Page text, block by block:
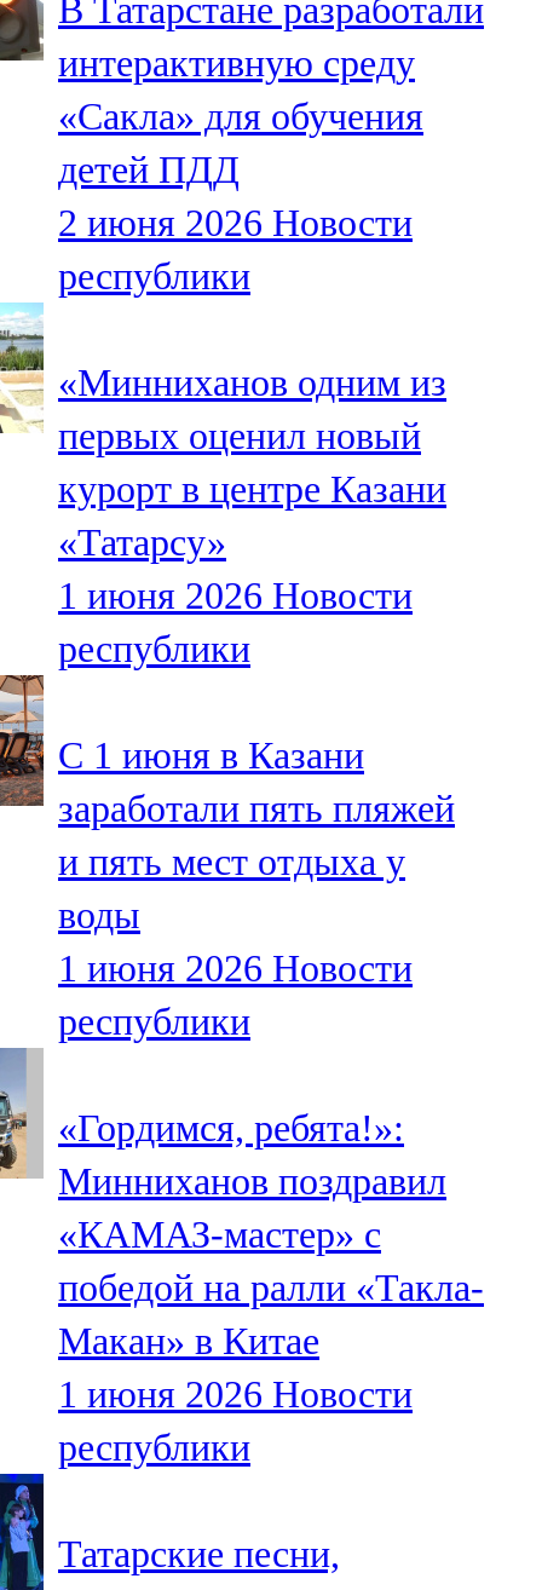
В Татарстане разработали
интерактивную среду
«Сакла» для обучения
детей ПДД
2 июня 2026 Новости
республики
«Минниханов одним из
первых оценил новый
курорт в центре Казани
«Татарсу»
1 июня 2026 Новости
республики
С 1 июня в Казани
заработали пять пляжей
и пять мест отдыха у
воды
1 июня 2026 Новости
республики
«Гордимся, ребята!»:
Минниханов поздравил
«КАМАЗ-мастер» с
победой на ралли «Такла-
Макан» в Китае
1 июня 2026 Новости
республики
Татарские песни,